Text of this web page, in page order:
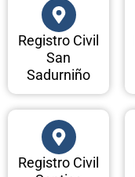
Registro Civil
San
Sadurniño
Registro Civil